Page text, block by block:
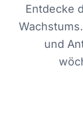
Entdecke
und